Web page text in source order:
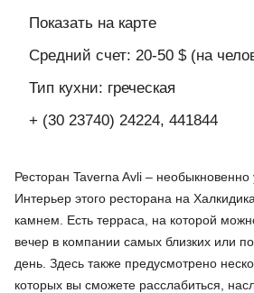
Показать на карте
Средний счет: 20-50 $ (на
Тип кухни: греческая
+ (30 23740) 24224, 441844
Ресторан Taverna Avli – необыкновенно
Интерьер этого ресторана на
камнем. Есть терраса, на которой
вечер в компании самых близких или
день. Здесь также предусмотрено
которых вы сможете расслабиться,